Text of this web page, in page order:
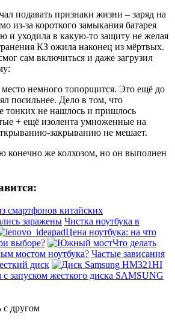
подавать признаки жизни – заряд на
из-за короткого замыкания батарея
и уходила в какую-то защиту не желая
КЗ ожила наконец из мёртвых.
сам включиться и даже загрузил
немного топорщится. Это ещё до
посильнее. Дело в том, что
тонких не нашлось и пришлось
+ ещё изолента умноженные на
закрыванию не мешает.
конечно же колхозом, но он выполнен
смартфонов китайских
заражены Чистка ноутбука в
Цена ноутбука: на что
выборе?
Что делать
мостом ноутбука? Частые зависания
диск
запуском жесткого диска SAMSUNG
с другом